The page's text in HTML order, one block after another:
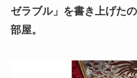
ゼラブル」を書き上げた
部屋。